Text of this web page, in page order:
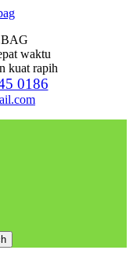
waktu
kuat rapih
0186